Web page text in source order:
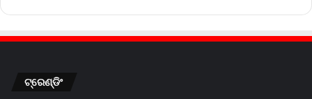
ଟ୍ରେଣ୍ଡିଂ